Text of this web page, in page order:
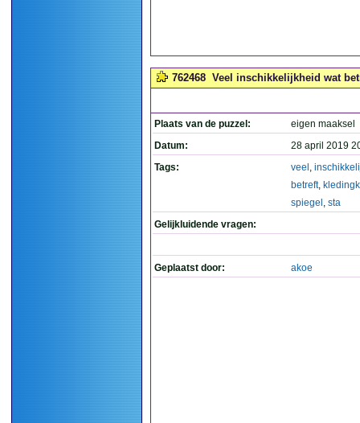
762468 Veel inschikkelijkheid wat
Plaats van de puzzel:
eigen maaksel
Datum:
28 april 2019
Tags:
veel ,
betreft,
spiegel , sta
Gelijkluidende vragen:
Geplaatst door: akoe